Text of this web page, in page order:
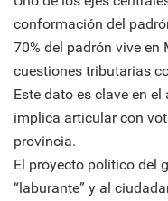
conformación del
70% del padrón vive en
cuestiones tributarias
Este dato es clave en
implica articular con
provincia.
El proyecto político del
“laburante” y al